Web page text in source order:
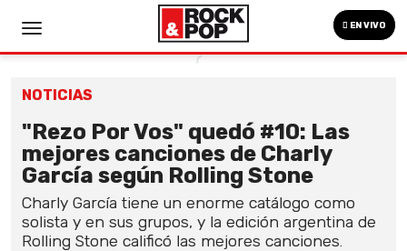
EN VIVO
NOTICIAS
"Rezo Por Vos" quedó #10: Las
mejores canciones de Charly
García según Rolling Stone
Charly García tiene un enorme catálogo como
solista y en sus grupos, y la edición argentina de
Rolling Stone calificó las mejores canciones.